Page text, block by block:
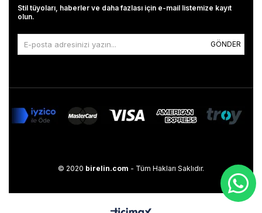
Stil tüyoları, haberler ve daha fazlası için e-mail listemize kayıt
olun.
GÖNDER
© 2020 birelin.com - Tüm Hakları Saklıdır.